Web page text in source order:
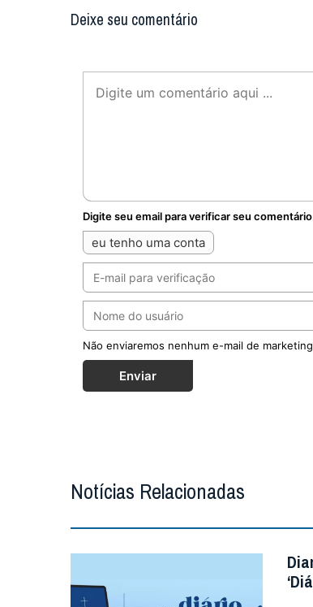
Deixe seu comentário
Digite seu email para verificar seu
eu tenho uma conta
Não enviaremos nenhum e-mail de
Enviar
Notícias Relacionadas